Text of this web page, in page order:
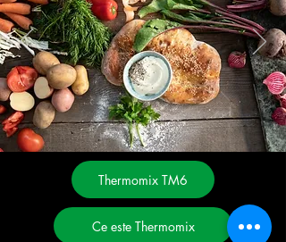
Thermomix TM6
Ce este Thermomix